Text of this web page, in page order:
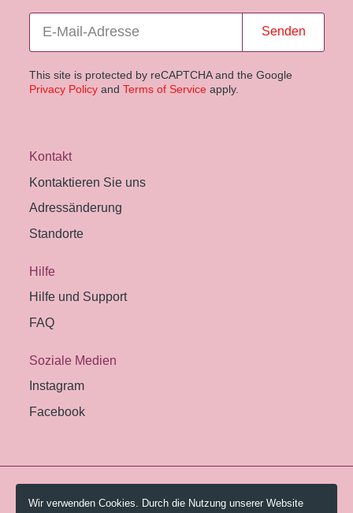
Senden
This site is protected by reCAPTCHA and the Google
Privacy Policyand Terms of Service apply.
Kontakt
Kontaktieren Sie uns
Adressänderung
Standorte
Hilfe
Hilfe und Support
FAQ
Soziale Medien
Instagram
Facebook
© 2026 Pestalozzi-Bibliothek Zürich.
Wir verwenden Cookies. Durch die Nutzung unserer Website